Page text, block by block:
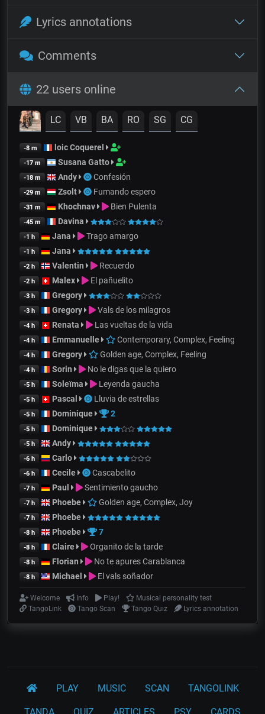
Lyrics annotations
Comments
22 users online
LC VB BA RO SG CG
-8 m loic Coquerel
-17 m Susana Gatto
-18 m Andy Confesión
-29 m Zsolt Fumando espero
-31 m Khochnav Bien Pulenta
-45 m Davina
-1 h Jana Trago amargo
-1 h Jana
-2 h Valentin Recuerdo
-2 h Malex El pañuelito
-3 h Gregory
-3 h Gregory Vals de los milagros
-4 h Renata Las vueltas de la vida
-4 h Emmanuelle Contemporary, Complex, Feeling
-4 h Gregory Golden age, Complex, Feeling
-4 h Sorin No le digas que la quiero
-5 h Soleïma Leyenda gaucha
-5 h Pascal Lluvia de estrellas
-5 h Dominique 2
-5 h Dominique
-5 h Andy
-6 h Carlo
-6 h Cecile Cascabelito
-7 h Paul Sentimiento gaucho
-7 h Phoebe Golden age, Complex, Joy
-7 h Phoebe
-8 h Phoebe 7
-8 h Claire Organito de la tarde
-8 h Florian No te apures Carablanca
-8 h Michael El vals soñador
Welcome Info Play!
Musical personality test
TangoLink
Tango Scan Tango Quiz Lyrics annotation
PLAY MUSIC SCAN TANGOLINK